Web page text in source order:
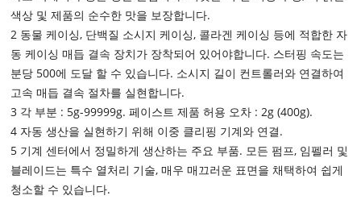
색상 및 제품의 순수한 맛을 보장합니다.
2 동물 케이싱, 단백질 소시지 케이싱, 콜라겐 케이싱 등에 적합한 자
동 케이싱 매듭 결속 장치가 장착되어 있어야합니다. 스터핑 속도는
분당 500에 도달 할 수 있습니다. 소시지 길이 컨트롤러와 연결하여
고속 매듭 결속 절차를 실현합니다.
3 각 부분 : 5g-99999g. 페이스트 제품 허용 오차 : 2g (400g).
4 자동 생산을 실현하기 위해 이중 클리핑 기계와 연결.
5 기계 센터에서 정밀하게 생산하는 주요 부품. 모든 펌프, 임펠러 및
블레이드는 특수 열처리 기술, 매우 매끄러운 표면을 채택하여 쉽게
청소할 수 있습니다.